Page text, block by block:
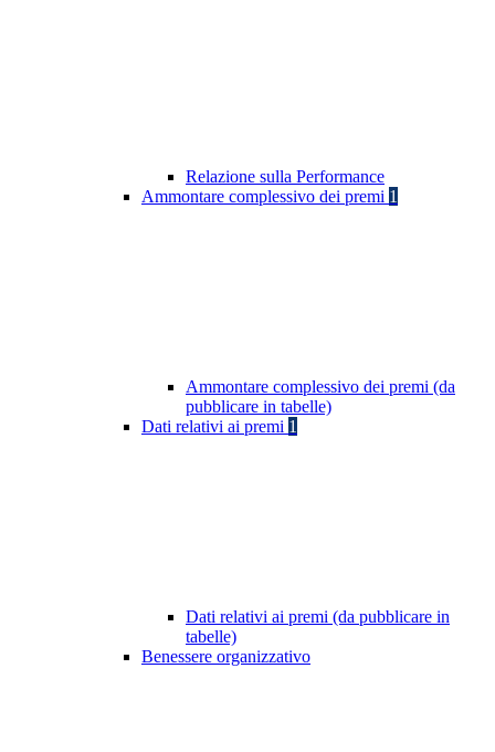
Relazione sulla Performance
Ammontare complessivo dei premi 1
Ammontare complessivo dei premi (da
pubblicare in tabelle)
Dati relativi ai premi 1
Dati relativi ai premi (da pubblicare in
tabelle)
Benessere organizzativo